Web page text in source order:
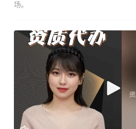
场。